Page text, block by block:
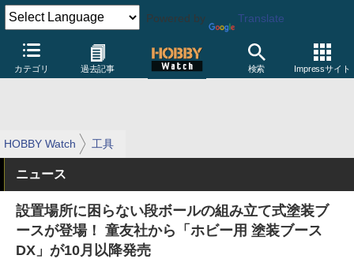
Powered by Translate
カテゴリ 過去記事 検索 Impressサイト
HOBBY Watch 工具
ニュース
設置場所に困らない段ボールの組み立て式塗装ブ
ースが登場！ 童友社から「ホビー用 塗装ブース
DX」が10月以降発売